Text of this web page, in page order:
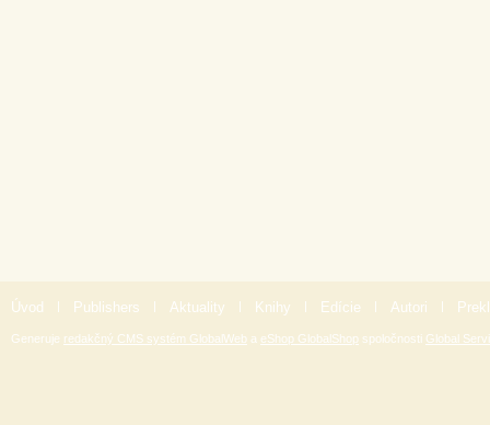
Úvod | Publishers | Aktuality | Knihy | Edície | Autori |
Generuje redakčný CMS systém GlobalWeb a eShop GlobalShop spoločnosti Global